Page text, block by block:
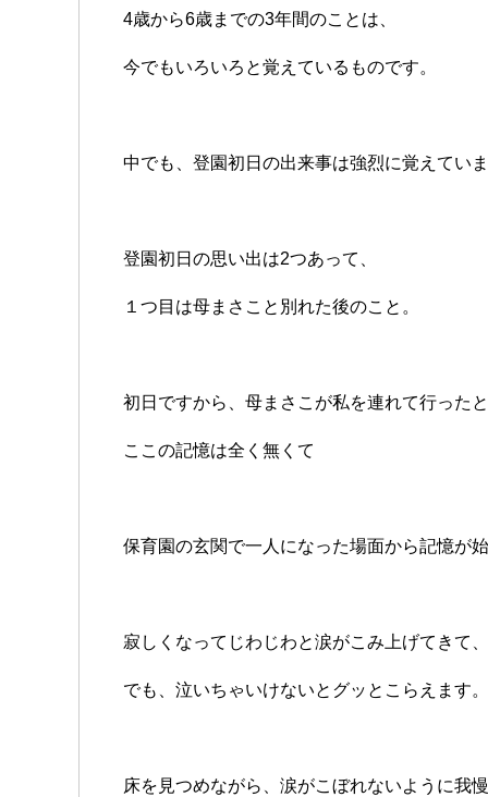
4歳から6歳までの3年間のことは、
今でもいろいろと覚えているものです。
中でも、登園初日の出来事は強烈に覚えていま
登園初日の思い出は2つあって、
１つ目は母まさこと別れた後のこと。
初日ですから、母まさこが私を連れて行った
ここの記憶は全く無くて
保育園の玄関で一人になった場面から記憶が始
寂しくなってじわじわと涙がこみ上げてきて、
でも、泣いちゃいけないとグッとこらえます。
床を見つめながら、涙がこぼれないように我